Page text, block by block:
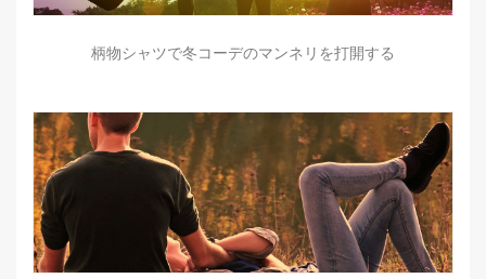
柄物シャツで冬コーデのマンネリを打開する